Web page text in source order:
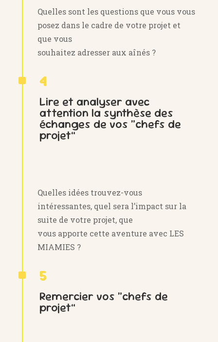
Quelles sont les questions que vous vous
posez dans le cadre de votre projet et
que vous
souhaitez adresser aux aînés ?
^ 4
Lire et analyser avec
attention la synthèse des
échanges de vos “chefs de
projet”
Quelles idées trouvez-vous
intéressantes, quel sera l’impact sur la
suite de votre projet, que
vous apporte cette aventure avec LES
MIAMIES ?
^ 5
Remercier vos “chefs de
projet”